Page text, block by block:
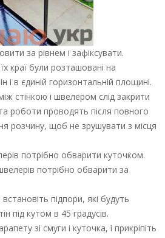
за рівнем і зафіксувати.
краї були розташовані на
і в єдиній горизонтальній площині.
стінкою і швелером слід закрити
роботи проводять після повного
розчину, щоб не зрушувати з місця
потрібно обварити куточком.
потрібно обварити за
підпори, які будуть
під кутом в 45 градусів.
зі смуги і куточка, і прикріпіть